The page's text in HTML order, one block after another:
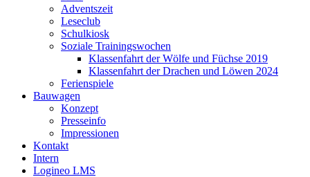
Adventszeit
Leseclub
Schulkiosk
Soziale Trainingswochen
Klassenfahrt der Wölfe und Füchse 2019
Klassenfahrt der Drachen und Löwen 2024
Ferienspiele
Bauwagen
Konzept
Presseinfo
Impressionen
Kontakt
Intern
Logineo LMS